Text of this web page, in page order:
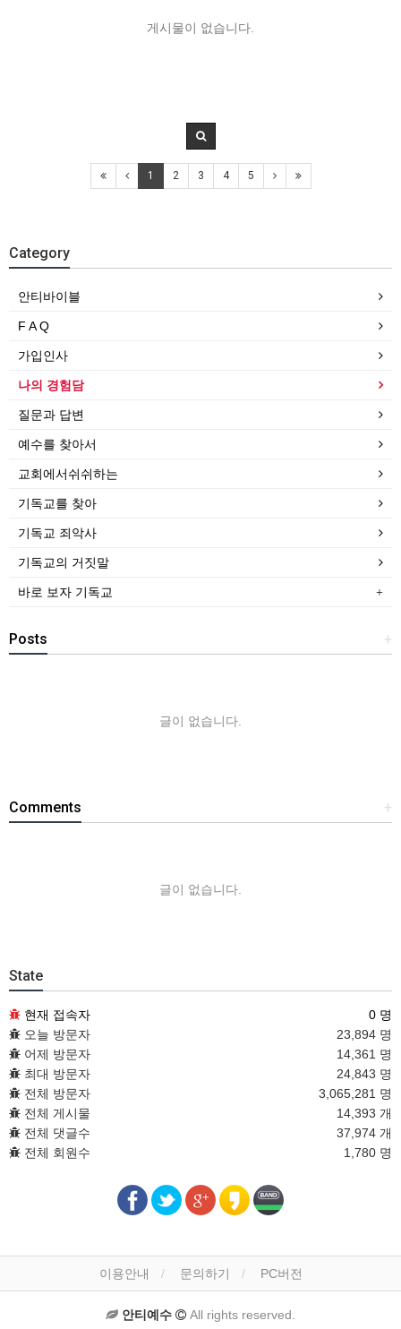
게시물이 없습니다.
1 2 3 4 5
Category
안티바이블
F A Q
가입인사
나의 경험담
질문과 답변
예수를 찾아서
교회에서쉬쉬하는
기독교를 찾아
기독교 죄악사
기독교의 거짓말
바로 보자 기독교
+
Posts
글이 없습니다.
+
Comments
글이 없습니다.
State
현재 접속자
0 명
오늘 방문자
23,894 명
어제 방문자
14,361 명
최대 방문자
24,843 명
전체 방문자
3,065,281 명
전체 게시물
14,393 개
전체 댓글수
37,974 개
전체 회원수
1,780 명
이용안내 문의하기 PC버전
안티예수 All rights reserved.